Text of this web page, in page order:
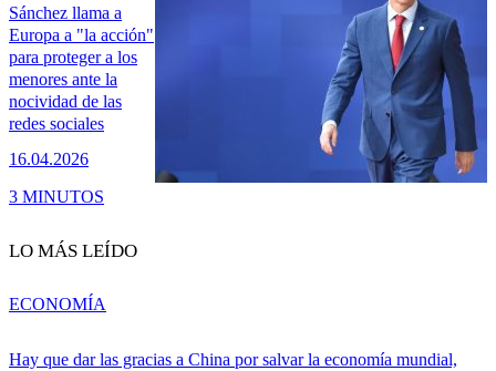
Sánchez llama a
Europa a "la acción"
para proteger a los
menores ante la
nocividad de las
redes sociales
16.04.2026
3 MINUTOS
LO MÁS LEÍDO
Hay que dar las gracias a China por salvar la economía mundial,
ECONOMÍA